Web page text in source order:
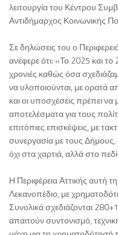
λειτουργία του Κέντρου
Αντιδήμαρχος Κοινωνικής
Σε δηλώσεις του ο
ανέφερε ότι: «Το 2025 και
χρονιές καθώς όσα
να υλοποιούνται, με ορατά
και οι υποσχέσεις πρέπει
αποτελέσματα για τους
επιτόπιες επισκέψεις, με
συνεργασία με τους
όχι στα χαρτιά, αλλά στο
Η Περιφέρεια Αττικής αυτή
Λεκανοπέδιο, με
Συνολικά σχεδιάζονται
απαιτούν συντονισμό,